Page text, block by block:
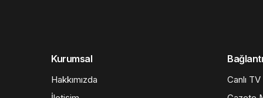
Kurumsal
Hakkımızda
Canlı TV